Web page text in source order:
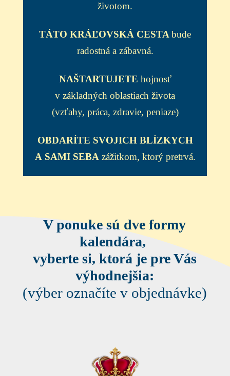
životom.
TÁTO KRÁĽOVSKÁ CESTAbude
radostná a zábavná.
NAŠTARTUJETE hojnosť
v základných oblastiach života
(vzťahy, práca, zdravie, peniaze)
OBDARÍTE SVOJICH BLÍZKYCH
A SAMI SEBA zážitkom, ktorý pretrvá.
V ponuke sú dve formy
kalendára,
vyberte si, ktorá je pre Vás
výhodnejšia:
(výber označíte v objednávke)